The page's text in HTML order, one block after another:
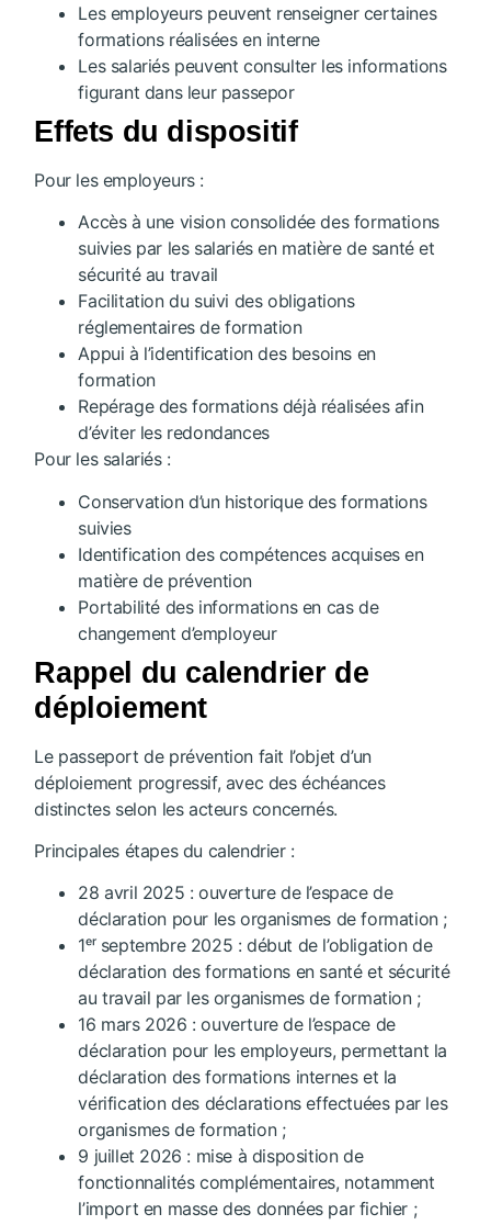
Les employeurs peuvent renseigner certaines
formations réalisées en interne
Les salariés peuvent consulter les informations
figurant dans leur passepor
Effets du dispositif
Pour les employeurs :
Accès à une vision consolidée des formations
suivies par les salariés en matière de santé et
sécurité au travail
Facilitation du suivi des obligations
réglementaires de formation
Appui à l’identification des besoins en
formation
Repérage des formations déjà réalisées afin
d’éviter les redondances
Pour les salariés :
Conservation d’un historique des formations
suivies
Identification des compétences acquises en
matière de prévention
Portabilité des informations en cas de
changement d’employeur
Rappel du calendrier de
déploiement
Le passeport de prévention fait l’objet d’un
déploiement progressif, avec des échéances
distinctes selon les acteurs concernés.
Principales étapes du calendrier :
28 avril 2025 : ouverture de l’espace de
déclaration pour les organismes de formation ;
1ᵉʳ septembre 2025 : début de l’obligation de
déclaration des formations en santé et sécurité
au travail par les organismes de formation ;
16 mars 2026 : ouverture de l’espace de
déclaration pour les employeurs, permettant la
déclaration des formations internes et la
vérification des déclarations effectuées par les
organismes de formation ;
9 juillet 2026 : mise à disposition de
fonctionnalités complémentaires, notamment
l’import en masse des données par fichier ;